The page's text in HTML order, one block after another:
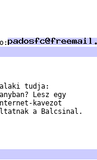
tudja:
Lesz egy
kavezot
a Balcsinal.